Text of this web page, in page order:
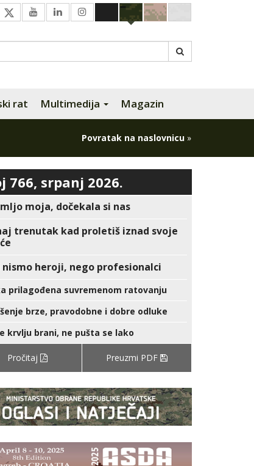
rat Multimedija Magazin
Povratak na naslovnicu »
766, srpanj 2026.
moja, dočekala si nas
trenutak kad proletiš iznad svoje
nismo heroji, nego profesionalci
prilagođena suvremenom ratovanju
brze, pravodobne i dobre odluke
krvlju brani, ne pušta se lako
Pročitaj Preuzmi PDF